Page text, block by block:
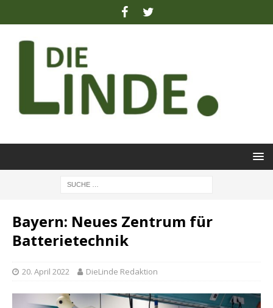
Bayern: Neues Zentrum für
Batterietechnik
20. April 2022 DieLinde Redaktion